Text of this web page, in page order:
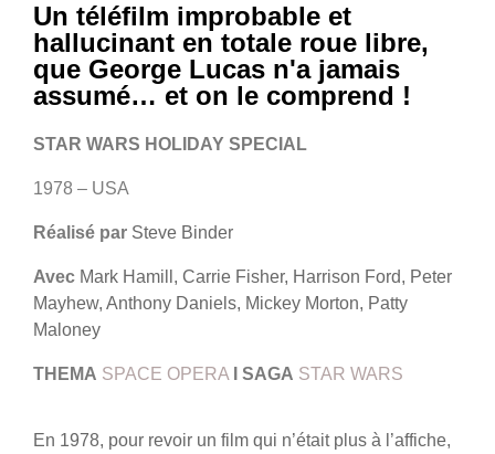
Un téléfilm improbable et
hallucinant en totale roue libre,
que George Lucas n'a jamais
assumé… et on le comprend !
STAR WARS HOLIDAY SPECIAL
1978 – USA
Réalisé par Steve Binder
Avec Mark Hamill, Carrie Fisher, Harrison Ford, Peter
Mayhew, Anthony Daniels, Mickey Morton, Patty
Maloney
THEMA SPACE OPERA SAGA STAR WARS
En 1978, pour revoir un film qui n’était plus à l’affiche,